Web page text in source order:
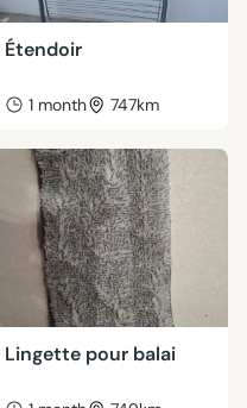
Étendoir
1 month 747km
Lingette pour balai